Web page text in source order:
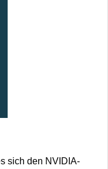
sich den NVIDIA-